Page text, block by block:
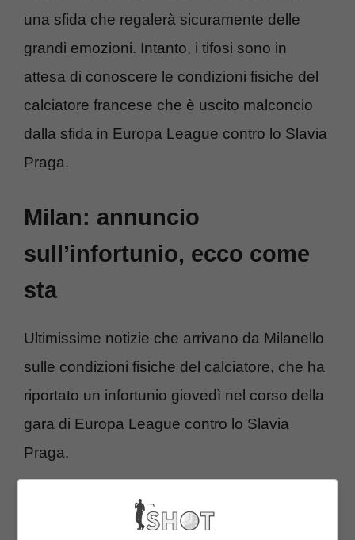
una sfida che regalerà sicuramente delle
grandi emozioni. Intanto, i tifosi sono in
attesa di conoscere le condizioni fisiche del
calciatore francese che è uscito malconcio
dalla sfida in Europa League contro lo Slavia
Praga.
Milan: annuncio
sull’infortunio, ecco come
sta
Ultimissime notizie che arrivano da Milanello
sulle condizioni fisiche del calciatore, che ha
riportato un infortunio giovedì nel corso della
gara di Europa League contro lo Slavia
Praga.
C’è attesa per quanto riguarda il suo rientro,
in vista della prossima partita di campionato